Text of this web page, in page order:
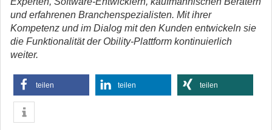
und erfahrenen Branchenspezialisten. Mit ihrer
Kompetenz und im Dialog mit den Kunden entwickeln sie
die Funktionalität der Obility-Plattform kontinuierlich
weiter.
teilen teilen teilen